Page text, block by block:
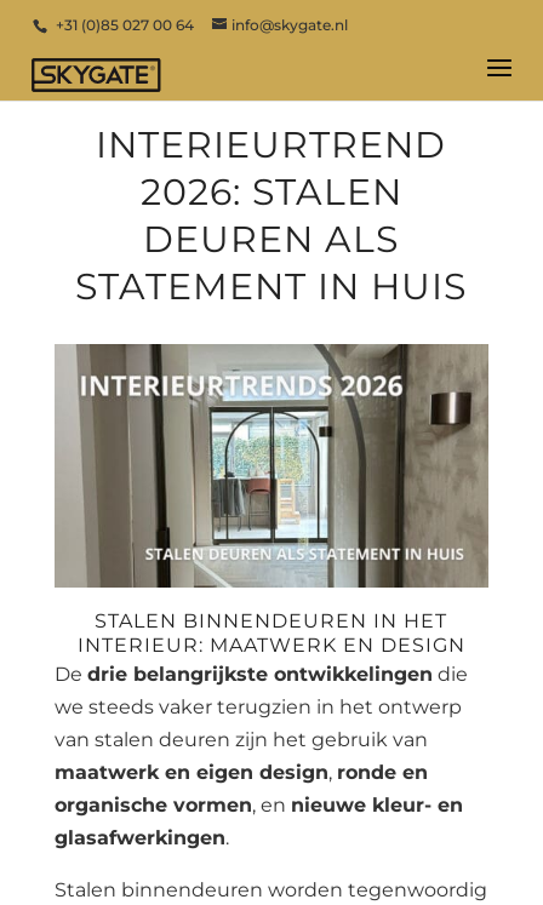
+31 (0)85 027 00 64 info@skygate.nl
INTERIEURTREND
2026: STALEN
DEUREN ALS
STATEMENT IN HUIS
STALEN BINNENDEUREN IN HET
INTERIEUR: MAATWERK EN DESIGN
De drie belangrijkste ontwikkelingen die
we steeds vaker terugzien in het ontwerp
van stalen deuren zijn het gebruik van
maatwerk en eigen design, ronde en
organische vormen, en nieuwe kleur- en
glasafwerkingen.
Stalen binnendeuren worden tegenwoordig